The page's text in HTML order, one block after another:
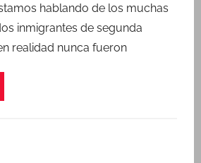
r
a
d
hablando de los muchas
inmigrantes de segunda
realidad nunca fueron